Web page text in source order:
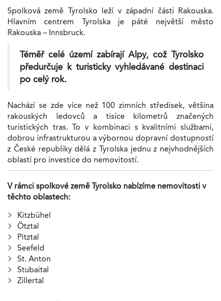
Spolková země Tyrolsko leží v západní části Rakouska.
Hlavním centrem Tyrolska je páté největší město
Rakouska – Innsbruck.
Téměř celé území zabírají Alpy, což Tyrolsko
předurčuje k turisticky vyhledávané destinaci
po celý rok.
Nachází se zde více než 100 zimních středisek, většina
rakouských ledovců a tisíce kilometrů značených
turistických tras. To v kombinaci s kvalitními službami,
dobrou infrastrukturou a výbornou dopravní dostupností
z České republiky dělá z Tyrolska jednu z nejvhodnějších
oblastí pro investice do nemovitostí.
V rámci spolkové země Tyrolsko nabízíme nemovitosti v
těchto oblastech:
Kitzbühel
Ötztal
Pitztal
Seefeld
St. Anton
Stubaital
Zillertal